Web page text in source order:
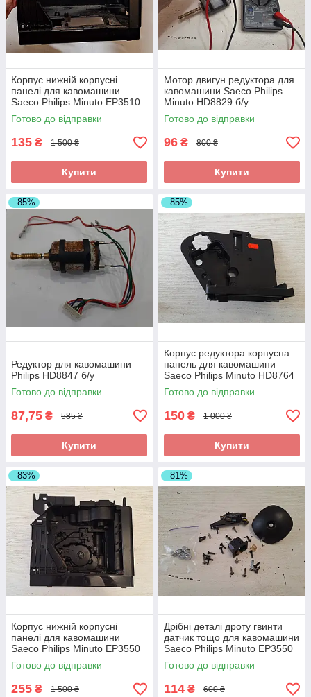
Корпус нижній корпусні
панелі для кавомашини
Saeco Philips Minuto EP3510
б/у
Готово до відправки
135 ₴ 1 500 ₴
Купити
Мотор двигун редуктора для
кавомашини Saeco Philips
Minuto HD8829 б/у
Готово до відправки
96 ₴ 800 ₴
Купити
–85%
Редуктор для кавомашини
Philips HD8847 б/у
Готово до відправки
87,75 ₴ 585 ₴
Купити
–85%
Корпус редуктора корпусна
панель для кавомашини
Saeco Philips Minuto HD8764
б/у
Готово до відправки
150 ₴ 1 000 ₴
Купити
–83%
Корпус нижній корпусні
панелі для кавомашини
Saeco Philips Minuto EP3550
б/у
Готово до відправки
255 ₴ 1 500 ₴
–81%
Дрібні деталі дроту гвинти
датчик тощо для кавомашини
Saeco Philips Minuto EP3550
б/у
Готово до відправки
114 ₴ 600 ₴